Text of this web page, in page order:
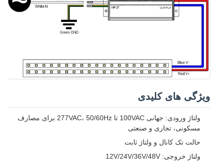
ویژگی های کلیدی
ولتاژ ورودی: جهانی 100VAC تا 277VAC، 50/60Hz برای مصارف
مسکونی، تجاری و صنعتی
حالت تک کانال و ولتاژ ثابت
ولتاژ خروجی: 12V/24V/36V/48V